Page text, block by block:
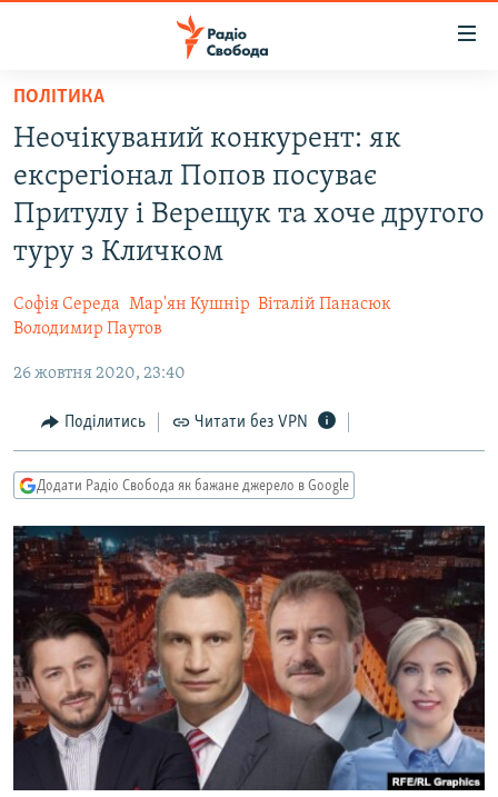
Перейти
основного
матеріалу
Перейти
до
основної
Перейти
до
пошуку
ВСЕ ЗА ДОБУ
СТАТТІ
ПОЛІТИКА
СУСПІЛЬСТВО
СВІТ
ДОНБАС.РЕАЛІЇ
КИТАЙ.ВИКЛИКИ
ФОТО
СПЕЦПРОЄКТИ
ПОДКАСТИ
КРИМ РЕАЛІЇ
РУС
ПОЛІТИКА
Неочікуваний конкурент: як
ексрегіонал Попов посуває
Притулу і Верещук та хоче другого
туру з Кличком
Софія Середа Мар'ян Кушнір Віталій Панасюк
Володимир Паутов
26 жовтня 2020, 23:40
Поділитись Читати без VPN
Додати Радіо Свобода як бажане джерело в Google